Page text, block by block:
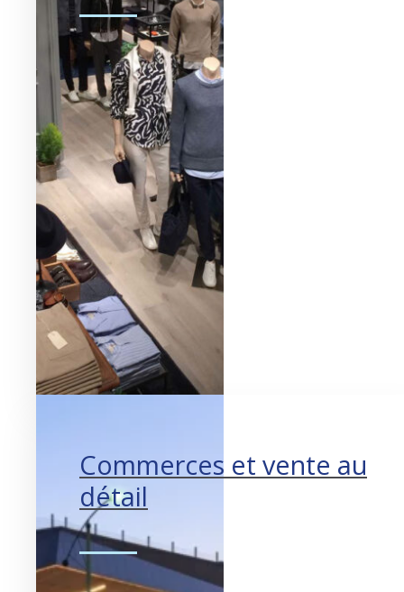
Améliorer les lieux de
travail.
Commerces et vente au
détail